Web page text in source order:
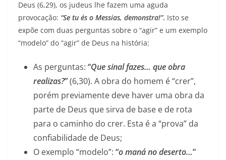
Deus (6,29), os judeus lhe fazem uma aguda
provocação: “Se tu és o Messias, demonstra!”. Isto se
expõe com duas perguntas sobre o “agir” e um exemplo
“modelo” do “agir” de Deus na história:
As perguntas: “Que sinal fazes… que obra
realizas?”(6,30). A obra do homem é “crer”,
porém previamente deve haver uma obra da
parte de Deus que sirva de base e de rota
para o caminho do crer. Esta é a “prova” da
confiabilidade de Deus;
O exemplo “modelo”: “o maná no deserto…”